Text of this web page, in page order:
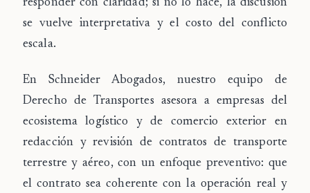
responder con claridad; si no lo hace, la discusión
se vuelve interpretativa y el costo del conflicto
escala.
EnSchneider Abogados, nuestro equipo de
Derecho de Transportes asesora a empresas del
ecosistema logístico y de comercio exterior en
redacción y revisión de contratos de transporte
terrestre y aéreo, con un enfoque preventivo: que
el contrato sea coherente con la operación real y